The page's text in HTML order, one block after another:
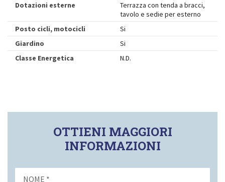
Dotazioni esterne
Terrazza con tenda a bracci,
tavolo e sedie per esterno
Posto cicli, motocicli
Si
Giardino
Si
Classe Energetica
N.D.
OTTIENI MAGGIORI
INFORMAZIONI